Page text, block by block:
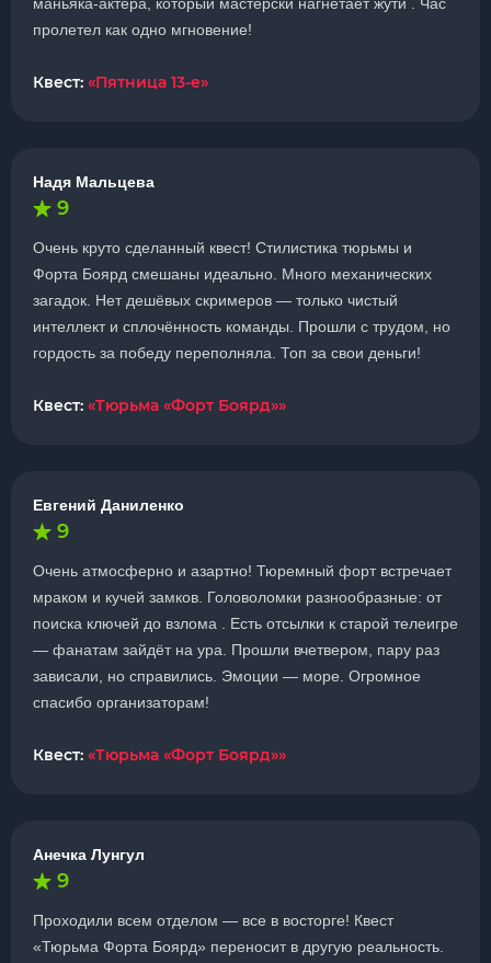
пролетел как одно мгновение!
Квест: «Пятница 13-е»
Надя Мальцева
9
Очень круто сделанный квест! Стилистика тюрьмы и
Форта Боярд смешаны идеально. Много механических
загадок. Нет дешёвых скримеров — только чистый
интеллект и сплочённость команды. Прошли с трудом, но
гордость за победу переполняла. Топ за свои деньги!
Квест: «Тюрьма «Форт Боярд»»
Евгений Даниленко
9
Очень атмосферно и азартно! Тюремный форт встречает
мраком и кучей замков. Головоломки разнообразные: от
поиска ключей до взлома . Есть отсылки к старой телеигре
— фанатам зайдёт на ура. Прошли вчетвером, пару раз
зависали, но справились. Эмоции — море. Огромное
спасибо организаторам!
Квест: «Тюрьма «Форт Боярд»»
Анечка Лунгул
9
Проходили всем отделом — все в восторге! Квест
«Тюрьма Форта Боярд» переносит в другую реальность.